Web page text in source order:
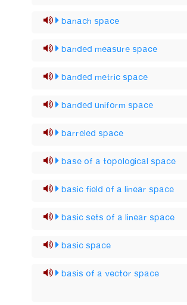
banach space
banded measure space
banded metric space
banded uniform space
barreled space
base of a topological space
basic field of a linear space
basic sets of a linear space
basic space
basis of a vector space